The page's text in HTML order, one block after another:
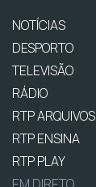
NOTÍCIAS
DESPORTO
TELEVISÃO
RÁDIO
RTP ARQUIVOS
RTP ENSINA
RTP PLAY